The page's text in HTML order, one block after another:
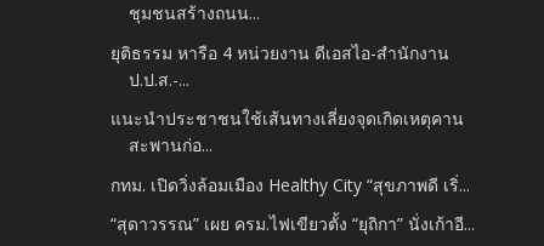
ชุมชนสร้างถนน...
ยุติธรรม หารือ 4 หน่วยงาน ดีเอสไอ-สำนักงาน
ป.ป.ส.-...
แนะนำประชาชนใช้เส้นทางเลี่ยงจุดเกิดเหตุคาน
สะพานก่อ...
กทม. เปิดวิ่งล้อมเมือง Healthy City “สุขภาพดี เริ่...
“สุดาวรรณ” เผย ครม.ไฟเขียวตั้ง “ยุถิกา” นั่งเก้าอี...